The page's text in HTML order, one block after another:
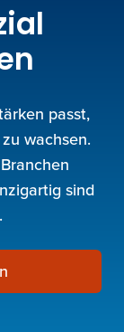
passt,
wachsen.
sind